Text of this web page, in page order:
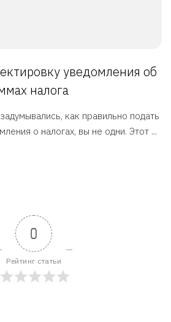
уведомления об
налога
как правильно подать
о налогах, вы не одни. Этот ...
0
Рейтинг статьи